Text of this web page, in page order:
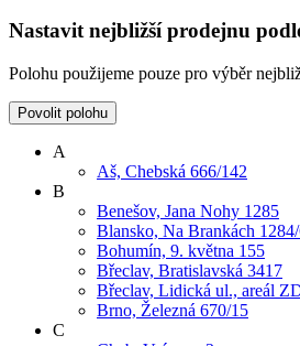
Nastavit nejbližší prodejnu
Polohu použijeme pouze pro výběr
Povolit polohu
A
Aš, Chebská 666/142
B
Benešov, Jana Nohy 1285
Blansko, Na Brankách
Bohumín, 9. května 155
Břeclav, Bratislavská 3417
Břeclav, Lidická ul., areál
Brno, Železná 670/15
C